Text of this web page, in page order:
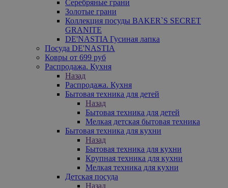
Серебряные грани
Золотые грани
Коллекция посуды BAKER`S SECRET
GRANITE
DE'NASTIA Гусиная лапка
Посуда DE'NASTIA
Ковры от 699 руб
Распродажа. Кухня
Назад
Распродажа. Кухня
Бытовая техника для детей
Назад
Бытовая техника для детей
Мелкая детская бытовая техника
Бытовая техника для кухни
Назад
Бытовая техника для кухни
Крупная техника для кухни
Мелкая техника для кухни
Детская посуда
Назад